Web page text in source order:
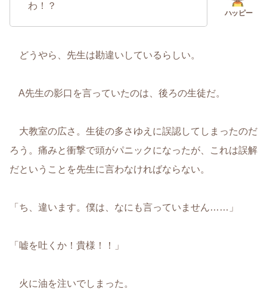
わ！？
どうやら、先生は勘違いしているらしい。
A先生の影口を言っていたのは、後ろの生徒だ。
大教室の広さ。生徒の多さゆえに誤認してしまったのだ
ろう。痛みと衝撃で頭がパニックになったが、これは誤解
だということを先生に言わなければならない。
「ち、違います。僕は、なにも言っていません……」
「嘘を吐くか！貴様！！」
火に油を注いでしまった。